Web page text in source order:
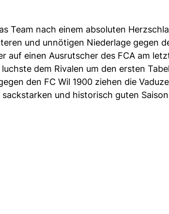
Team nach einem absoluten
und unnötigen Niederlage gegen
auf einen Ausrutscher des FCA am
dem Rivalen um den ersten
den FC Wil 1900 ziehen die
und historisch guten